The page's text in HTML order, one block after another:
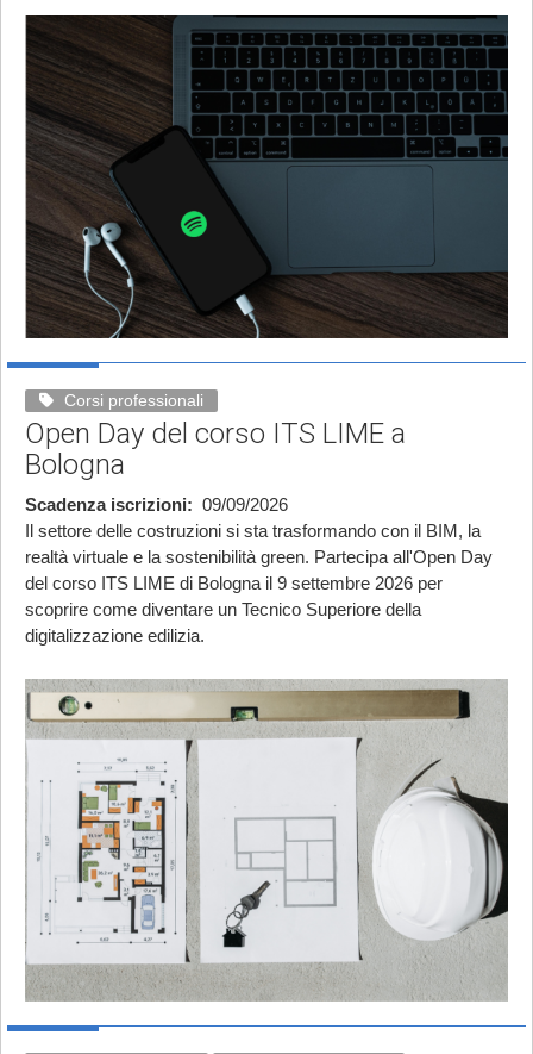
Corsi professionali
Open Day del corso ITS LIME a
Bologna
Scadenza iscrizioni
09/09/2026
Il settore delle costruzioni si sta trasformando con il BIM, la
realtà virtuale e la sostenibilità green. Partecipa all'Open Day
del corso ITS LIME di Bologna il 9 settembre 2026 per
scoprire come diventare un Tecnico Superiore della
digitalizzazione edilizia.